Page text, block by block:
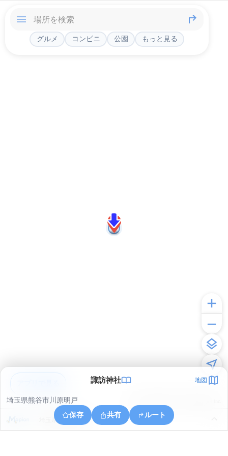
グルメ コンビニ 公園 もっと見る
諏訪神社 地図
埼玉県熊谷市川原明戸
保存
共有 ルート
埼玉県深谷市瀬山